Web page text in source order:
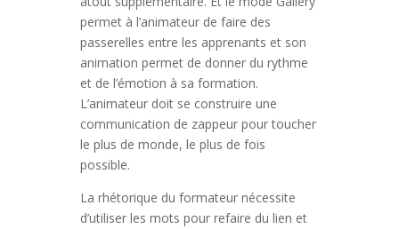
permet à l’animateur de faire des
passerelles entre les apprenants et son
animation permet de donner du rythme
et de l’émotion à sa formation.
L’animateur doit se construire une
communication de zappeur pour toucher
le plus de monde, le plus de fois
possible.
La rhétorique du formateur nécessite
d’utiliser les mots pour refaire du lien et